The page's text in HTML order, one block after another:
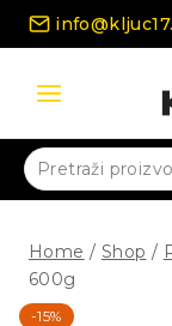
Skip
Pretraži:
Home / Shop /
600g
-15%